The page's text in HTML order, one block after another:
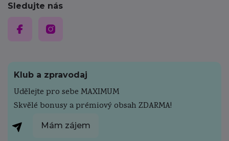
Sledujte nás
Klub a zpravodaj
Udělejte pro sebe MAXIMUM
Skvělé bonusy a prémiový obsah ZDARMA!
Mám zájem